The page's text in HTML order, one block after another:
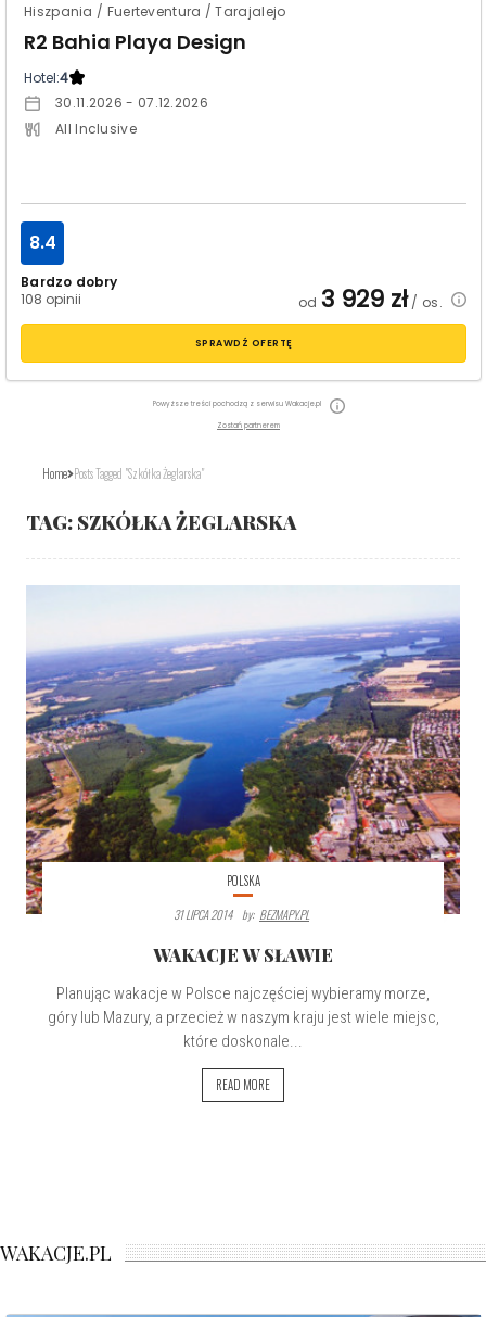
Hiszpania / Fuerteventura / Tarajalejo
R2 Bahia Playa Design
Hotel:4
30.11.2026 - 07.12.2026
All Inclusive
Bardzo dobry
108 opinii
8.4
od 3 929 zł/ os.
SPRAWDŹ OFERTĘ
Powyższe treści pochodzą z serwisu Wakacje.pl
Zostań partnerem
Home Posts Tagged "szkółka Żeglarska"
TAG: SZKÓŁKA ŻEGLARSKA
POLSKA
31 LIPCA 2014
By: BEZMAPY.PL
WAKACJE W SŁAWIE
Planując wakacje w Polsce najczęściej wybieramy morze,
góry lub Mazury, a przecież w naszym kraju jest wiele miejsc,
które doskonale...
READ MORE
WAKACJE.PL